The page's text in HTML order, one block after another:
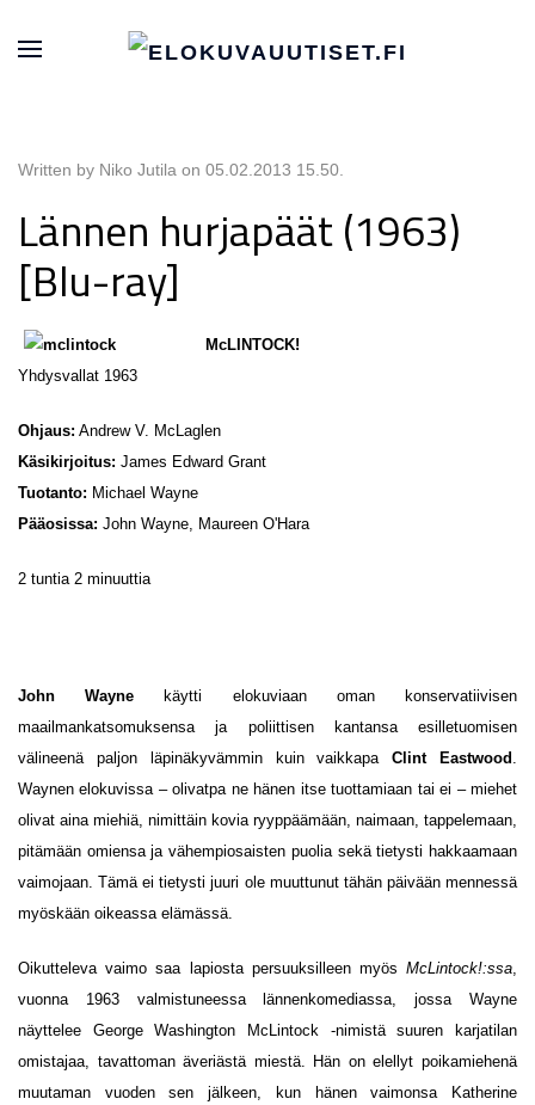
Written by Niko Jutila on 05.02.2013 15.50
Lännen hurjapäät (1963)
[Blu-ray]
McLINTOCK!
Yhdysvallat 1963
Ohjaus: Andrew V. McLaglen
Käsikirjoitus: James Edward Grant
Tuotanto: Michael Wayne
Pääosissa: John Wayne, Maureen O'Hara
2 tuntia 2 minuuttia
John Wayne käytti elokuviaan oman konservatiivisen
maailmankatsomuksensa ja poliittisen kantansa esilletuomisen
välineenä paljon läpinäkyvämmin kuin vaikkapaClint Eastwood .
Waynen elokuvissa – olivatpa ne hänen itse tuottamiaan tai ei – miehet
olivat aina miehiä, nimittäin kovia ryyppäämään, naimaan, tappelemaan,
pitämään omiensa ja vähempiosaisten puolia sekä tietysti hakkaamaan
vaimojaan. Tämä ei tietysti juuri ole muuttunut tähän päivään mennessä
myöskään oikeassa elämässä.
Oikutteleva vaimo saa lapiosta persuuksilleen myös McLintock!:ssa,
vuonna 1963 valmistuneessa lännenkomediassa, jossa Wayne
näyttelee George Washington McLintock -nimistä suuren karjatilan
omistajaa, tavattoman äveriästä miestä. Hän on elellyt poikamiehenä
muutaman vuoden sen jälkeen, kun hänen vaimonsa Katherine